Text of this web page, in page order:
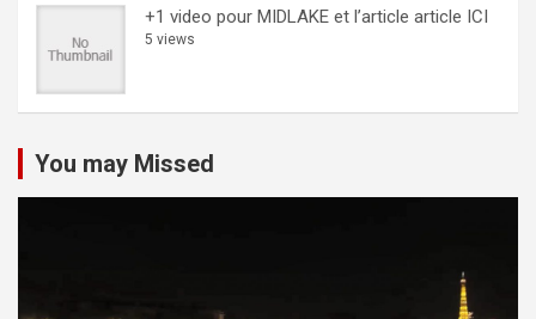
+1 video pour MIDLAKE et l’article article ICI
5 views
You may Missed